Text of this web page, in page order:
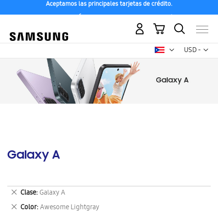
Compra con ENVÍO GRATIS a tu hogar desde 48h hábiles
USD -
dólar
Mi carrito
Galaxy A
Clase Galaxy A
Eliminar
este
artículo
Color Awesome Lightgray
Eliminar